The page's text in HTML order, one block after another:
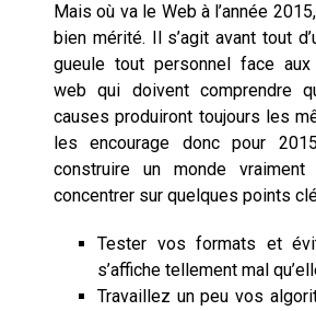
Mais où va le Web à l’année
bien mérité. Il s’agit avant tout
gueule tout personnel face
web qui doivent comprendre
causes produiront toujours les
les encourage donc pour
construire un monde
concentrer sur quelques points
Tester vos formats et
s’affiche tellement mal
Travaillez un peu vos